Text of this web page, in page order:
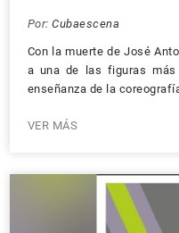
Por: Cubaescena
Con la muerte de José
a una de las figuras
enseñanza de la
VER MÁS